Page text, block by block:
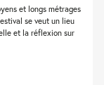
et longs métrages
se veut un lieu
et la réflexion sur